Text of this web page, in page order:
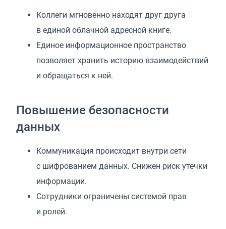
Коллеги мгновенно находят друг друга
в единой облачной адресной книге.
Единое информационное пространство
позволяет хранить историю взаимодействий
и обращаться к ней.
Повышение безопасности
данных
Коммуникация происходит внутри сети
с шифрованием данных. Снижен риск утечки
информации.
Сотрудники ограничены системой прав
и ролей.